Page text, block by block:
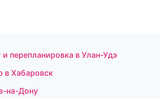
перепланировка в Улан-Удэ
в Хабаровск
на-Дону